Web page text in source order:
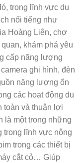
trong lĩnh vực du
nổi tiếng như
Hoàng Liên, chợ
khám phá yêu
cấp năng lượng
ghi hình, đèn
năng lượng ổn
các hoạt động du
toàn và thuận lợi
là một trong những
trong lĩnh vực nông
trong các thiết bị
cắt cỏ… Giúp